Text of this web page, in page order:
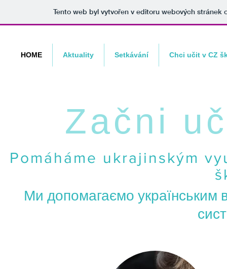
Tento web byl vytvořen v editoru webových stránek
HOME Aktuality Setkávání Chci učit v CZ
Začni
Pomáháme ukrajinským
Ми допомагаємо українським